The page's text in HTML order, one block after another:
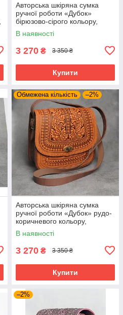
Авторська шкіряна сумка
ручної роботи «Дубок»
бірюзово-сірого кольору,
25×26×10 см
В наявності
3 270 ₴ 3 350 ₴
Купити
Обмежена кількість –2%
Авторська шкіряна сумка
ручної роботи «Дубок» рудо-
коричневого кольору,
25×26×10 см
В наявності
3 270 ₴ 3 350 ₴
Купити
–2%